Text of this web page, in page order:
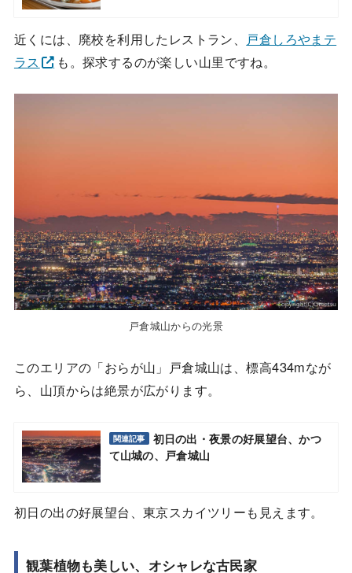
近くには、廃校を利用したレストラン、
戸倉しろやまテ
ラス
も。探求するのが楽しい山里ですね。
戸倉城山からの光景
このエリアの「おらが山」戸倉城山は、標高434mなが
ら、山頂からは絶景が広がります。
関連記事
初日の出・夜景の好展望台、かつ
て山城の、戸倉城山
初日の出の好展望台、東京スカイツリーも見えます。
観葉植物も美しい、オシャレな古民家